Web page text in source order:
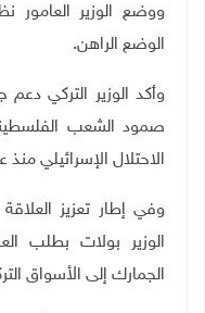
ووضع الوزير العامور
الوضع الراهن.
وأكد الوزير التركي
صمود الشعب
الاحتلال الإسرائيلي منذ
وفي إطار تعزيز العلاقة
الوزير بولات بطلب
الجمارك إلى الأسواق التركية